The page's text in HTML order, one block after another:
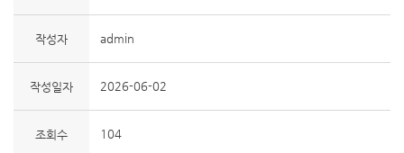
작성자 admin
작성일자 2026-06-02
조회수 104